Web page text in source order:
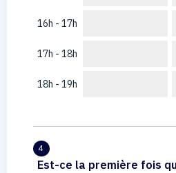
16h - 17h
17h - 18h
18h - 19h
4
Est-ce la première fois